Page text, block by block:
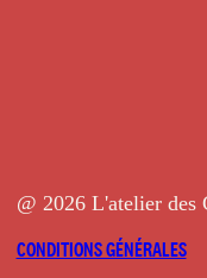
@ 2026 L'atelier des
CONDITIONS GÉNÉRALES